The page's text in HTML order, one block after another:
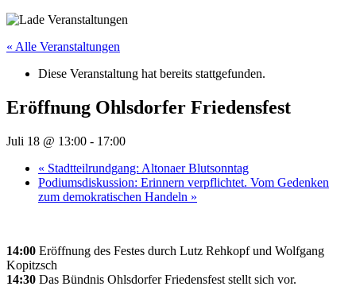
« Alle Veranstaltungen
Diese Veranstaltung hat bereits stattgefunden.
Eröffnung Ohlsdorfer Friedensfest
Juli 18 @ 13:00 - 17:00
« Stadtteilrundgang: Altonaer Blutsonntag
Podiumsdiskussion: Erinnern verpflichtet. Vom Gedenken
zum demokratischen Handeln »
14:00 Eröffnung des Festes durch Lutz Rehkopf und Wolfgang
Kopitzsch
14:30 Das Bündnis Ohlsdorfer Friedensfest stellt sich vor.